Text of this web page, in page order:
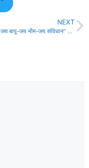
NEXT
बक्सर में “जय बापू-जय भीम-जय संविधान” कार्यक्रम की तैयारी जोरों पर!